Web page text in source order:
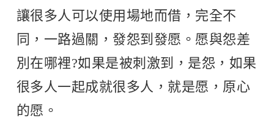
讓很多人可以使用場地而借，完全不
同，一路過關，發怨到發愿。愿與怨差
別在哪裡?如果是被刺激到，是怨，如果
很多人一起成就很多人，就是愿，原心
的愿。